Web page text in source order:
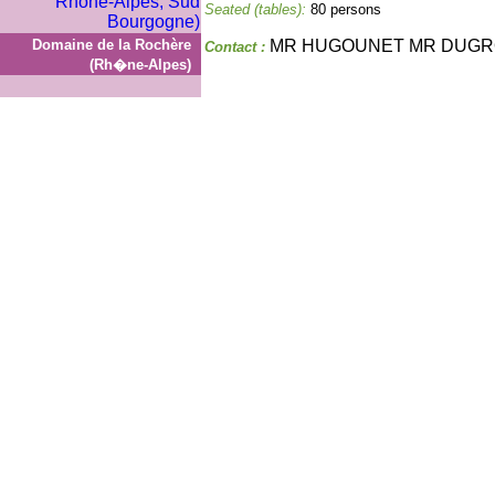
Domaine de la Rochère
(Rh�ne-Alpes)
Seated (tables): 80 persons
Contact : MR HUGOUNET MR